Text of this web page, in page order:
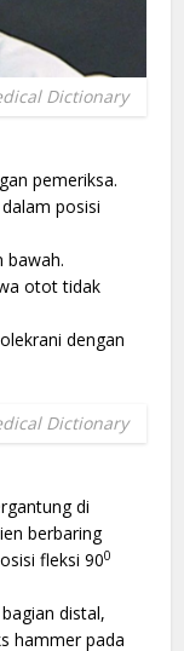
Dictionary
pemeriksa.
posisi
bawah.
otot tidak
dengan
Dictionary
di
berbaring
fleksi 900
distal,
hammer pada